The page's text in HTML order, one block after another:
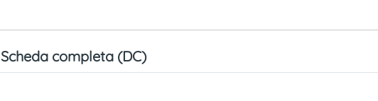
Scheda completa (DC)